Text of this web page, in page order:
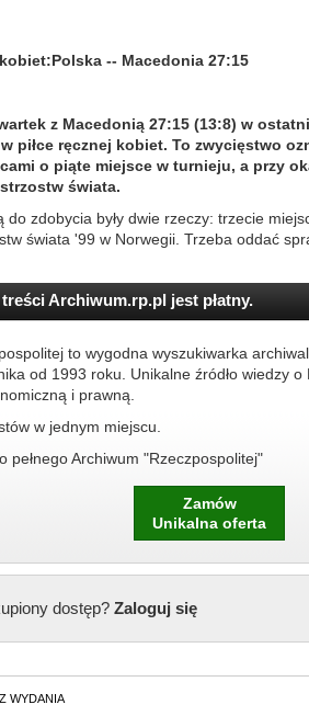
-- Macedonia 27:15
z Macedonią 27:15 (13:8) w
piłce ręcznej kobiet. To zwycięstwo
o piąte miejsce w turnieju, a przy
świata.
do zdobycia były dwie rzeczy: trzecie
świata '99 w Norwegii. Trzeba oddać
Archiwum.rp.pl jest płatny.
to wygodna wyszukiwarka
od 1993 roku. Unikalne źródło wiedzy
i prawną.
w jednym miejscu.
pełnego Archiwum "Rzeczpospolitej"
Zamów
Unikalna oferta
dostęp?Zaloguj się
WYDANIA